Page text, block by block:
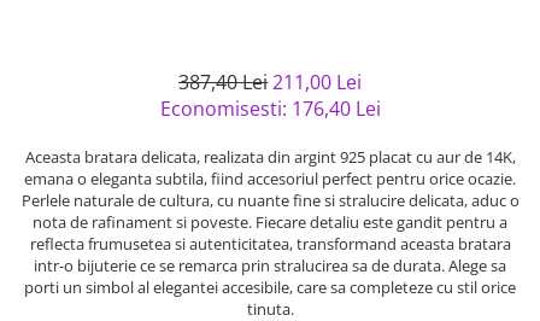
387,40 Lei211,00 Lei
Economisesti: 176,40 Lei
Aceasta bratara delicata, realizata din argint 925 placat cu aur de 14K,
emana o eleganta subtila, fiind accesoriul perfect pentru orice ocazie.
Perlele naturale de cultura, cu nuante fine si stralucire delicata, aduc o
nota de rafinament si poveste. Fiecare detaliu este gandit pentru a
reflecta frumusetea si autenticitatea, transformand aceasta bratara
intr-o bijuterie ce se remarca prin stralucirea sa de durata. Alege sa
porti un simbol al elegantei accesibile, care sa completeze cu stil orice
tinuta.